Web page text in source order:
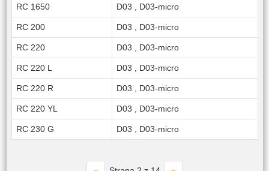
RC 1650 D03 , D03-micro
RC 200 D03 , D03-micro
RC 220 D03 , D03-micro
RC 220 L D03 , D03-micro
RC 220 R D03 , D03-micro
RC 220 YL D03 , D03-micro
RC 230 G D03 , D03-micro